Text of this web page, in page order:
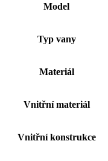
Model
Typ vany
Materiál
Vnitřní materiál
Vnitřní konstrukce